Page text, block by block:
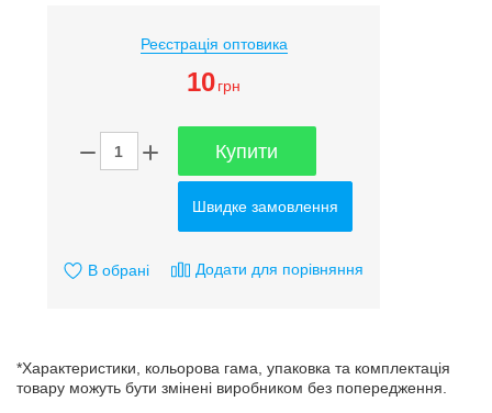
Реєстрація оптовика
10 грн
Купити
Швидке замовлення
В обрані Додати для порівняння
*Характеристики, кольорова гама, упаковка та комплектація
товару можуть бути змінені виробником без попередження.